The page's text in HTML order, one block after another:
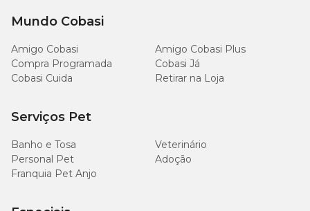
Mundo Cobasi
Amigo Cobasi
Amigo Cobasi Plus
Compra Programada
Cobasi Já
Cobasi Cuida
Retirar na Loja
Serviços Pet
Banho e Tosa
Veterinário
Personal Pet
Adoção
Franquia Pet Anjo